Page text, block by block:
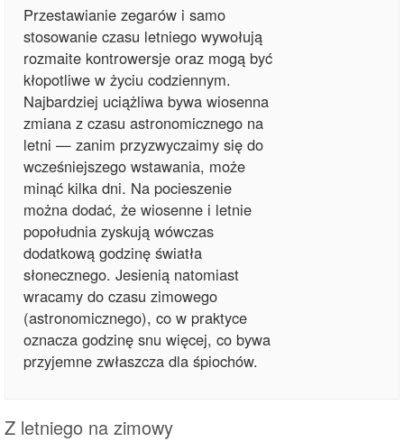
Przestawianie zegarów i samo
stosowanie czasu letniego wywołują
rozmaite kontrowersje oraz mogą być
kłopotliwe w życiu codziennym.
Najbardziej uciążliwa bywa wiosenna
zmiana z czasu astronomicznego na
letni — zanim przyzwyczaimy się do
wcześniejszego wstawania, może
minąć kilka dni. Na pocieszenie
można dodać, że wiosenne i letnie
popołudnia zyskują wówczas
dodatkową godzinę światła
słonecznego. Jesienią natomiast
wracamy do czasu zimowego
(astronomicznego), co w praktyce
oznacza godzinę snu więcej, co bywa
przyjemne zwłaszcza dla śpiochów.
Z letniego na zimowy